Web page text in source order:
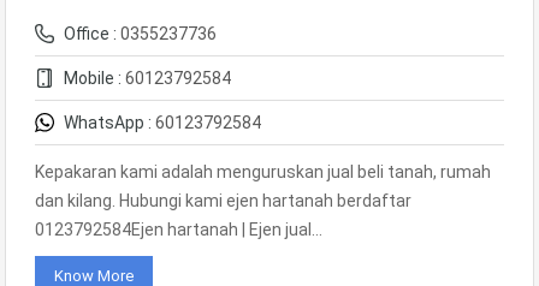
Office : 0355237736
Mobile : 60123792584
WhatsApp : 60123792584
Kepakaran kami adalah menguruskan jual beli tanah, rumah
dan kilang. Hubungi kami ejen hartanah berdaftar
0123792584Ejen hartanah | Ejen jual…
Know More